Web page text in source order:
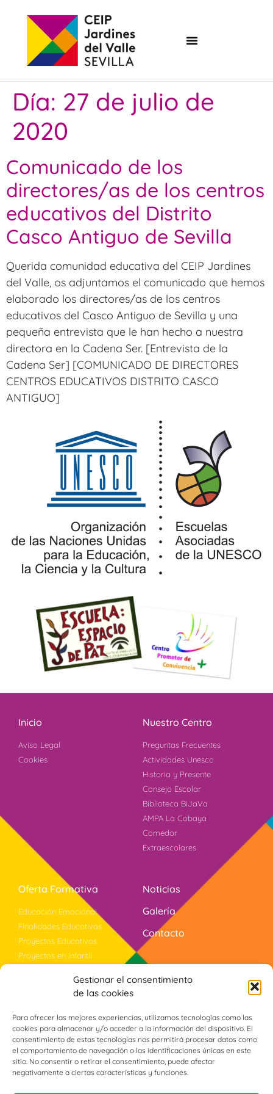
Gestionar el consentimiento
de las cookies
Para ofrecer las mejores experiencias, utilizamos tecnologías como las
cookies para almacenar y/o acceder a la información del dispositivo. El
consentimiento de estas tecnologías nos permitirá procesar datos como
el comportamiento de navegación o las identificaciones únicas en este
sitio. No consentir o retirar el consentimiento, puede afectar
negativamente a ciertas características y funciones.
Día: 27 de julio de
2020
Comunicado de los
directores/as de los centros
educativos del Distrito
Casco Antiguo de Sevilla
Querida comunidad educativa del CEIP Jardines
del Valle, os adjuntamos el comunicado que hemos
elaborado los directores/as de los centros
educativos del Casco Antiguo de Sevilla y una
pequeña entrevista que le han hecho a nuestra
directora en la Cadena Ser. [Entrevista de la
Cadena Ser] [COMUNICADO DE DIRECTORES
CENTROS EDUCATIVOS DISTRITO CASCO
ANTIGUO]
Inicio
Aviso Legal
Cookies
Nuestro Centro
Preguntas Frecuentes
Actividades Unesco
Historia y Presente
Consejo Escolar
Biblioteca BiJaVa
AMPA La Cobaya
Comedor
Extraescolares
Oferta Formativa
Educación Emocional
Finalidades Educativas
Proyectos Educativos
Proyectos en Infantil
Violencia Género
Programa PROA+
Noticias
Galería
Contacto
Síguenos